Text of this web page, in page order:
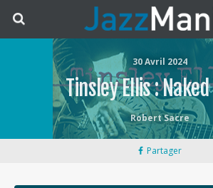
30 Avril 2024
Tinsley Ellis :
Robert Sacre
Partager